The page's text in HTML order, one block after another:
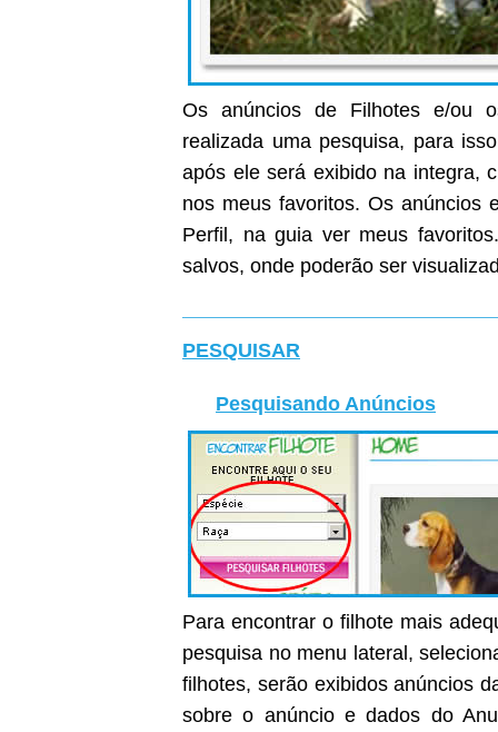
Os anúncios de Filhotes e/ou
realizada uma pesquisa, para
após ele será exibido na integra,
nos meus favoritos. Os
Perfil, na guia ver meus
salvos, onde poderão ser
PESQUISAR
Pesquisando Anúncios
Para encontrar o filhote mais
pesquisa no menu lateral,
filhotes, serão exibidos anúncios
sobre o anúncio e dados do